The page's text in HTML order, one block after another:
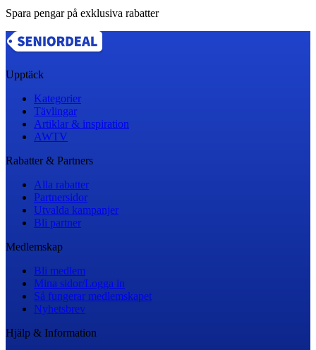
Spara pengar på exklusiva rabatter
Upptäck
Kategorier
Tävlingar
Artiklar & inspiration
AWTV
Rabatter & Partners
Alla rabatter
Partnersidor
Utvalda kampanjer
Bli partner
Medlemskap
Bli medlem
Mina sidor/Logga in
Så fungerar medlemskapet
Nyhetsbrev
Hjälp & Information